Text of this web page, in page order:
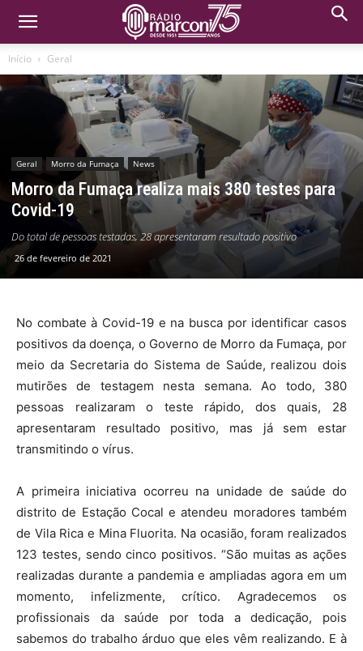
Início Geral
Geral Morro da Fumaça News
Morro da Fumaça realiza mais 380 testes para
Covid-19
Do total de pessoas testadas, 28 apresentaram resultado positivo
26 de fevereiro de 2021
No combate à Covid-19 e na busca por identificar casos
positivos da doença, o Governo de Morro da Fumaça, por
meio da Secretaria do Sistema de Saúde, realizou dois
mutirões de testagem nesta semana. Ao todo, 380
pessoas realizaram o teste rápido, dos quais, 28
apresentaram resultado positivo, mas já sem estar
transmitindo o vírus.
A primeira iniciativa ocorreu na unidade de saúde do
distrito de Estação Cocal e atendeu moradores também
de Vila Rica e Mina Fluorita. Na ocasião, foram realizados
123 testes, sendo cinco positivos. “São muitas as ações
realizadas durante a pandemia e ampliadas agora em um
momento, infelizmente, crítico. Agradecemos os
profissionais da saúde por toda a dedicação, pois
sabemos do trabalho árduo que eles vêm realizando. E à